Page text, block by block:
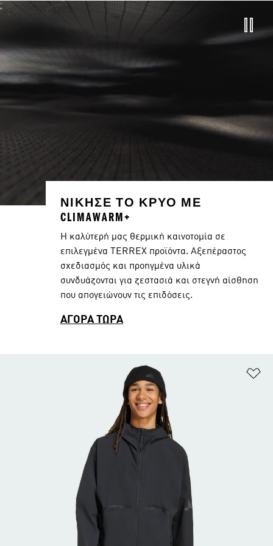
ΝΙΚΗΣΕ ΤΟ ΚΡΥΟ ΜΕ
CLIMAWARM+
Η καλύτερή μας θερμική καινοτομία σε
επιλεγμένα TERREX προϊόντα. Αξεπέραστος
σχεδιασμός και προηγμένα υλικά
συνδυάζονται για ζεστασιά και στεγνή αίσθηση
που απογειώνουν τις επιδόσεις.
ΑΓΟΡΑ ΤΩΡΑ